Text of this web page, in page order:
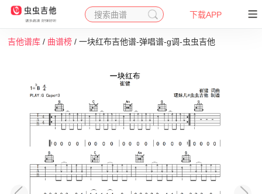
搜索曲谱 下载APP
吉他谱库 / 曲谱榜 / 一块红布吉他谱-弹唱谱-g调-虫虫吉他